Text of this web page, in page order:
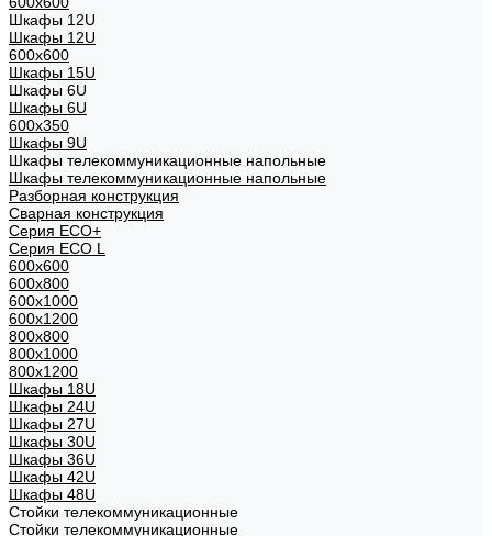
Шкафы 12U
Шкафы 12U
600x600
Шкафы 15U
Шкафы 6U
Шкафы 6U
600x350
Шкафы 9U
Шкафы телекоммуникационные напольные
Шкафы телекоммуникационные напольные
Разборная конструкция
Сварная конструкция
Серия ECO+
Серия ECO L
600x600
600x800
600х1000
600х1200
800x800
800х1000
800х1200
Шкафы 18U
Шкафы 24U
Шкафы 27U
Шкафы 30U
Шкафы 36U
Шкафы 42U
Шкафы 48U
Стойки телекоммуникационные
Стойки телекоммуникационные